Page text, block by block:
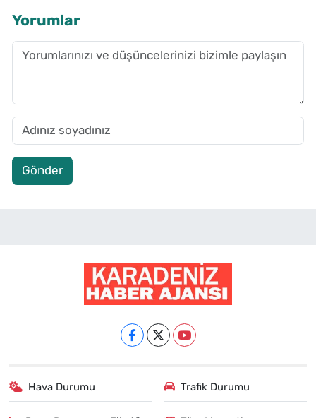
Yorumlar
Gönder
Hava Durumu Trafik Durumu